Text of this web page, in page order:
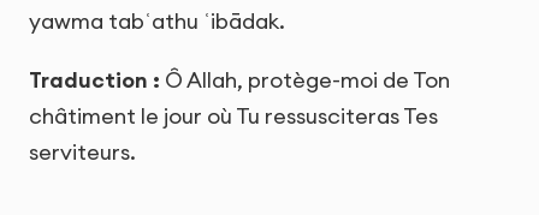
yawma tabʿathu ʿibādak.
Traduction : Ô Allah, protège-moi de Ton
châtiment le jour où Tu ressusciteras Tes
serviteurs.